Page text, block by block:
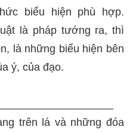
biểu hiện phù hợp.
là pháp tướng ra, thì
là những biểu hiện bên
ý, của đạo.
trên lá và những đóa